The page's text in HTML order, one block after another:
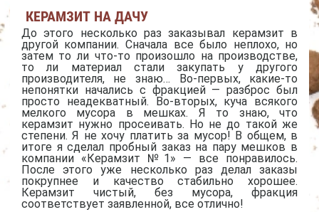
КЕРАМЗИТ НА ДАЧУ
До этого несколько раз заказывал керамзит в
другой компании. Сначала все было неплохо, но
затем то ли что-то произошло на производстве,
то ли материал стали закупать у другого
производителя, не знаю… Во-первых, какие-то
непонятки начались с фракцией — разброс был
просто неадекватный. Во-вторых, куча всякого
мелкого мусора в мешках. Я то знаю, что
керамзит нужно просеивать. Но не до такой же
степени. Я не хочу платить за мусор! В общем, в
итоге я сделал пробный заказ на пару мешков в
компании «Керамзит №1» — все понравилось.
После этого уже несколько раз делал заказы
покрупнее и качество стабильно хорошее.
Керамзит чистый, без мусора, фракция
соответствует заявленной, все отлично!